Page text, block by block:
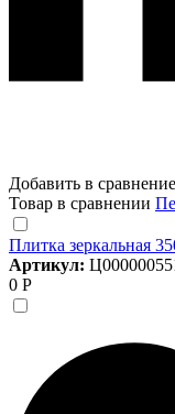
Добавить в сравнение
Товар в сравнении
Плитка зеркальная
Артикул:
0 Р